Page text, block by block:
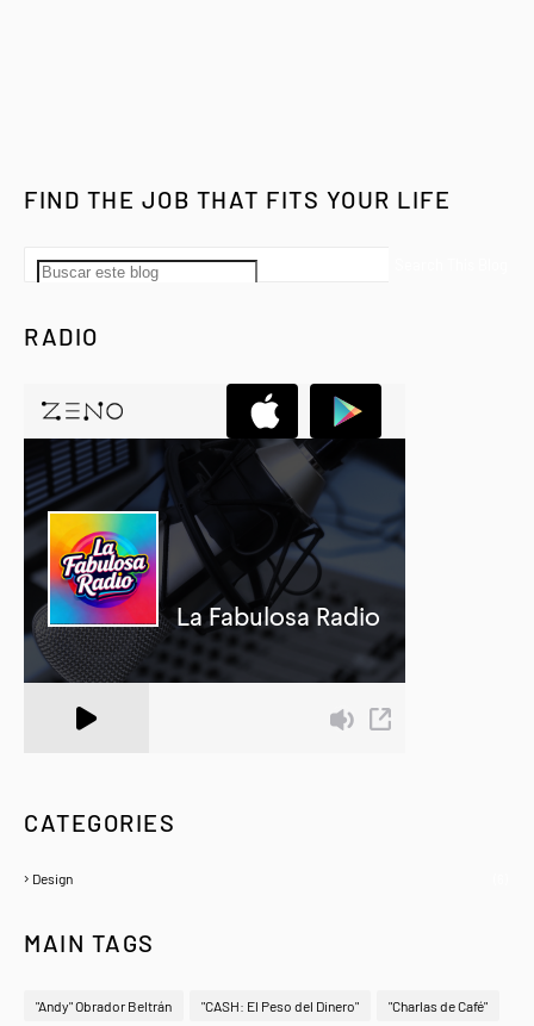
FIND THE JOB THAT FITS YOUR LIFE
RADIO
CATEGORIES
Design
MAIN TAGS
"Andy" Obrador Beltrán "CASH: El Peso del Dinero" "Charlas de Café"